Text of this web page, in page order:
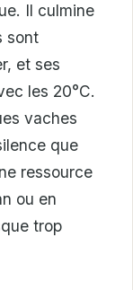
Il culmine
sont
et ses
les 20°C.
vaches
que
ressource
ou en
trop